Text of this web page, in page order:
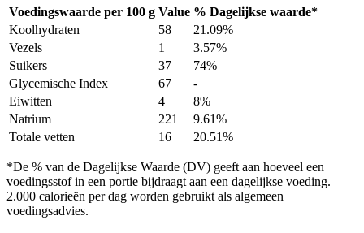
Voedingswaarde per 100 g Value % Dagelijkse waarde*
Koolhydraten
58
21.09%
Vezels
1
3.57%
Suikers
37
74%
Glycemische Index
67
-
Eiwitten
4
8%
Natrium
221
9.61%
Totale vetten
16 20.51%
*De % van de Dagelijkse Waarde (DV) geeft aan hoeveel een
voedingsstof in een portie bijdraagt aan een dagelijkse voeding.
2.000 calorieën per dag worden gebruikt als algemeen
voedingsadvies.